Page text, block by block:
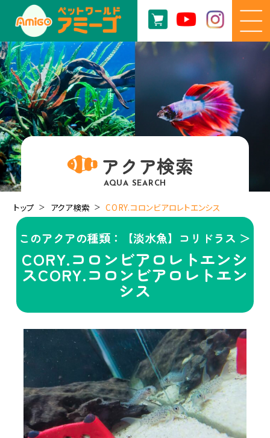
アクア検索
AQUA SEARCH
トップ アクア検索 CORY.コロンビアロレトエンシス
このアクアの種類：【淡水魚】コリドラス ＞
CORY.コロンビアロレトエンシ
スCORY.コロンビアロレトエン
シス